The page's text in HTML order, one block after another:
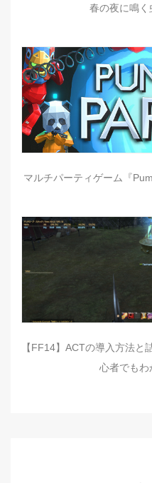
春の夜に鳴く
マルチパーティゲーム『
【FF14】ACTの導入方法と
心者でもわ